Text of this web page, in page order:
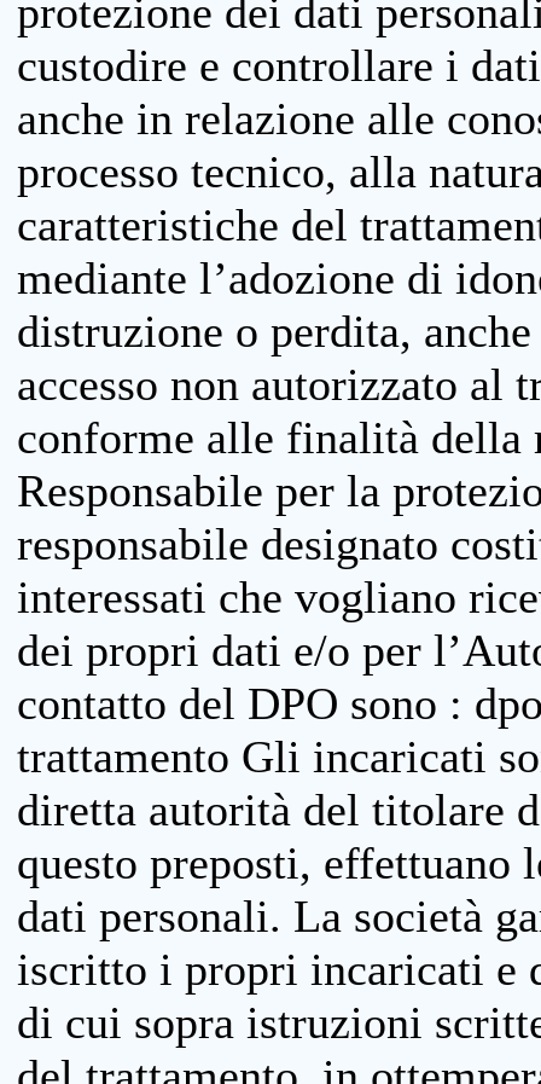
protezione dei dati
custodire e controllare i
anche in relazione alle
processo tecnico, alla
caratteristiche del
mediante l’adozione di
distruzione o perdita,
accesso non autorizzato al
conforme alle finalità della
Responsabile per la
responsabile designato
interessati che vogliano
dei propri dati e/o per
contatto del DPO sono :
trattamento Gli incaricati
diretta autorità del titolare
questo preposti, effettuano
dati personali. La società
iscritto i propri incaricati e
di cui sopra istruzioni